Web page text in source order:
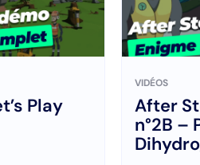
VIDÉOS
After
n°2B –